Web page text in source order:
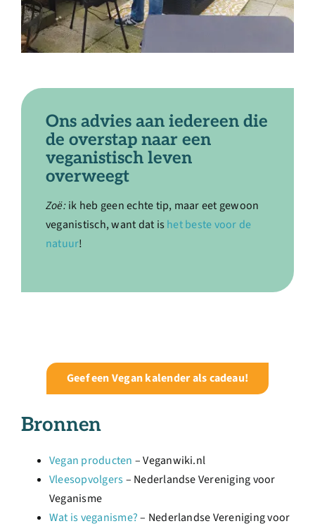
Ons advies aan iedereen die
de overstap naar een
veganistisch leven
overweegt
Zoë:ik heb geen echte tip, maar eet gewoon
veganistisch, want dat is het beste voor de
natuur!
Geef een Vegan kalender als cadeau!
Bronnen
Vegan producten – Veganwiki.nl
Vleesopvolgers– Nederlandse Vereniging voor
Veganisme
Wat is veganisme?– Nederlandse Vereniging voor